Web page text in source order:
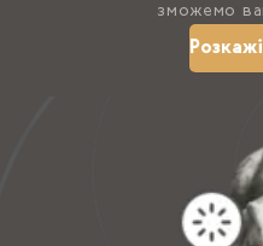
зможемо